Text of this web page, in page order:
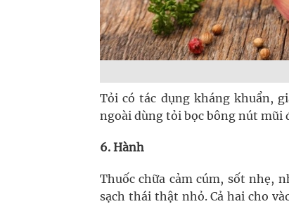
Tỏi có tác dụng kháng khuẩn,
ngoài dùng tỏi bọc bông nút mũi
6. Hành
Thuốc chữa cảm cúm, sốt nhẹ,
sạch thái thật nhỏ. Cả hai cho